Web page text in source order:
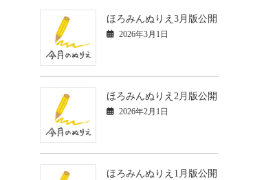
ほろみんぬりえ3月版公開
2026年3月1日
ほろみんぬりえ2月版公開
2026年2月1日
ほろみんぬりえ1月版公開